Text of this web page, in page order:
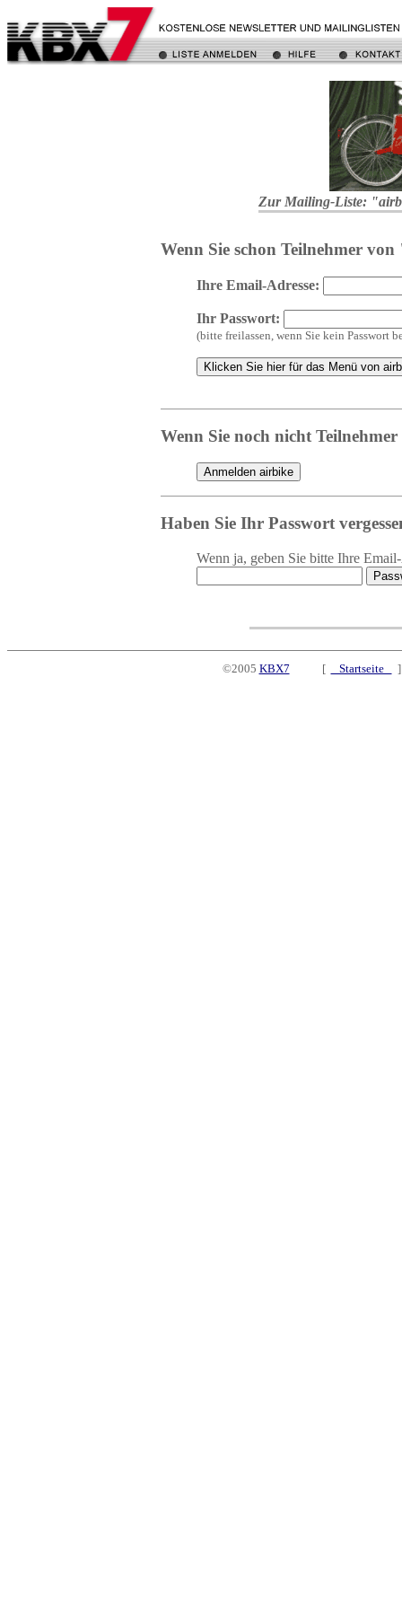
Zur Mailing-Liste:
Wenn Sie schon Teilnehmer
Ihre Email-Adresse:
Ihr Passwort:
(bitte freilassen, wenn Sie kein Passwort
Wenn Sie noch nicht
Haben Sie Ihr Passwort
Wenn ja, geben Sie bitte Ihre
©2005 KBX7 [ Startseite ]